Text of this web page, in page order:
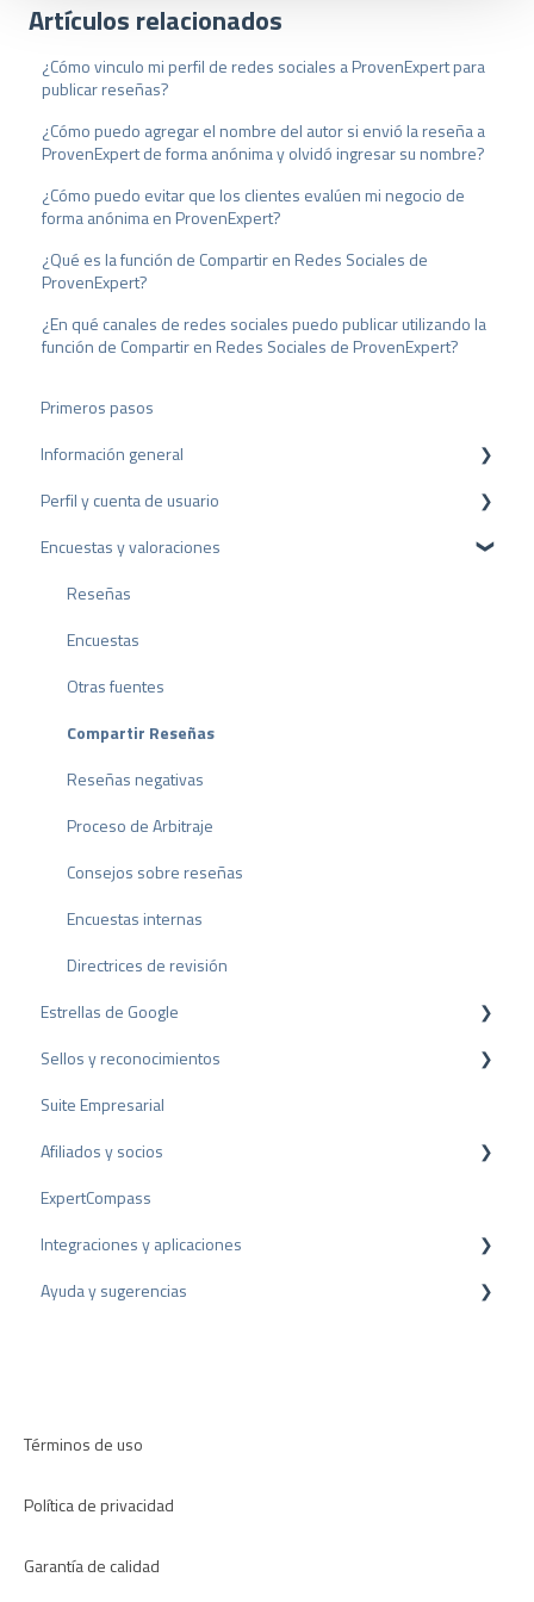
s
Artículos relacionados
¿Cómo vinculo mi perfil de redes sociales a ProvenExpert para
publicar reseñas?
¿Cómo puedo agregar el nombre del autor si envió la reseña a
ProvenExpert de forma anónima y olvidó ingresar su nombre?
¿Cómo puedo evitar que los clientes evalúen mi negocio de
forma anónima en ProvenExpert?
¿Qué es la función de Compartir en Redes Sociales de
ProvenExpert?
¿En qué canales de redes sociales puedo publicar utilizando la
función de Compartir en Redes Sociales de ProvenExpert?
Primeros pasos
Información general
Protección de datos
Paquetes y precios
API
Perfil y cuenta de usuario
Configuración del perfil
Cuenta de usuario
Facturación
Encuestas y valoraciones
Reseñas
Encuestas
Otras fuentes
Compartir Reseñas
Reseñas negativas
Proceso de Arbitraje
Consejos sobre reseñas
Encuestas internas
Directrices de revisión
Estrellas de Google
Rich Snippet
Sellos y reconocimientos
Sello PRO
Sello de valoración
Premios
Suite Empresarial
Afiliados y socios
Programa de partners
Recomendación
ExpertCompass
Integraciones y aplicaciones
Plugins para CMS
Ayuda y sugerencias
Términos de uso
Política de privacidad
Garantía de calidad